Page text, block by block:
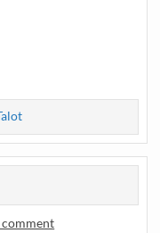
comment